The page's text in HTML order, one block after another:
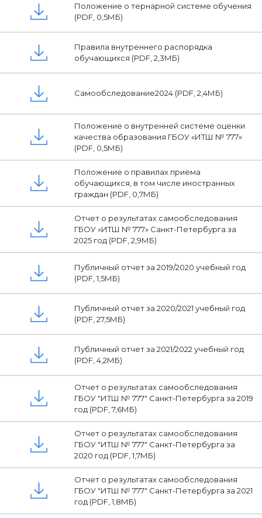
Положение о тернарной системе обучения
(PDF, 0,5МБ)
Правила внутреннего распорядка
обучающихся (PDF, 2,3МБ)
Самообследование2024 (PDF, 2,4МБ)
Положение о внутренней системе оценки
качества образования ГБОУ «ИТШ № 777»
(PDF, 0,5МБ)
Положение о правилах приёма
обучающихся, в том числе иностранных
граждан (PDF, 0,7МБ)
Отчет о результатах самообследования
ГБОУ «ИТШ № 777» Санкт-Петербурга за
2025 год (PDF, 2,9МБ)
Публичный отчет за 2019/2020 учебный год
(PDF, 1,5МБ)
Публичный отчет за 2020/2021 учебный год
(PDF, 27,5МБ)
Публичный отчет за 2021/2022 учебный год
(PDF, 4,2МБ)
Отчет о результатах самообследования
ГБОУ "ИТШ № 777" Санкт-Петербурга за 2019
год (PDF, 7,6МБ)
Отчет о результатах самообследования
ГБОУ "ИТШ № 777" Санкт-Петербурга за
2020 год (PDF, 1,7МБ)
Отчет о результатах самообследования
ГБОУ "ИТШ № 777" Санкт-Петербурга за 2021
год (PDF, 1,8МБ)